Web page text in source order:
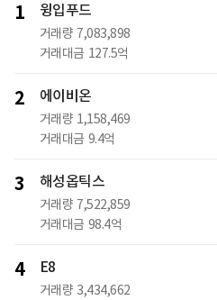
1 윙입푸드
거래량 7,083,898
거래대금 127.5억
2 에이비온
거래량 1,158,469
거래대금 9.4억
3 해성옵틱스
거래량 7,522,859
거래대금 98.4억
4 E8
거래량 3,434,662